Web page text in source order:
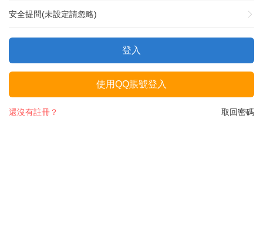
安全提問(未設定請忽略)
登入
使用QQ賬號登入
取回密碼
還沒有註冊？